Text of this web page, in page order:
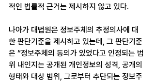
적인 법률적 근거는 제시하지 않고 있다.
나아가 대법원은 정보주체의 추정의사에 대
한 판단기준을 제시하고 있는데, 그 판단기준
은 “정보주체의 동의가 있었다고 인정되는 범
위 내인지는 공개된 개인정보의 성격, 공개의
형태와 대상 범위, 그로부터 추단되는 정보주